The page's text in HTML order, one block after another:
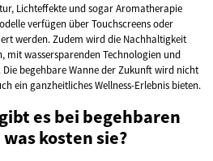
Lichteffekte und sogar Aromatherapie
verfügen über Touchscreens oder
werden. Zudem wird die Nachhaltigkeit
mit wassersparenden Technologien und
begehbare Wanne der Zukunft wird nicht
ein ganzheitliches Wellness-Erlebnis bieten.
es bei begehbaren
kosten sie?